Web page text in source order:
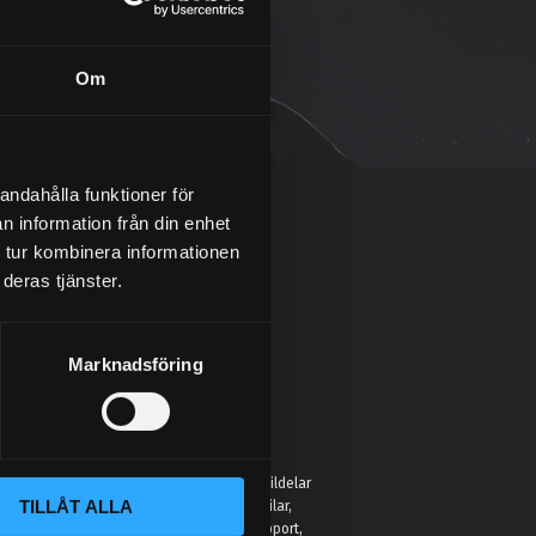
Om
funktioner för
information från din enhet
kombinera informationen
tjänster.
Marknadsföring
TILLÅT ALLA
Street Performance hittar du inte bara bildelar
för att hjälpa entusiaster förbättra sina bilar,
hobbyprojekt. Vi erbjuder kunnig support,